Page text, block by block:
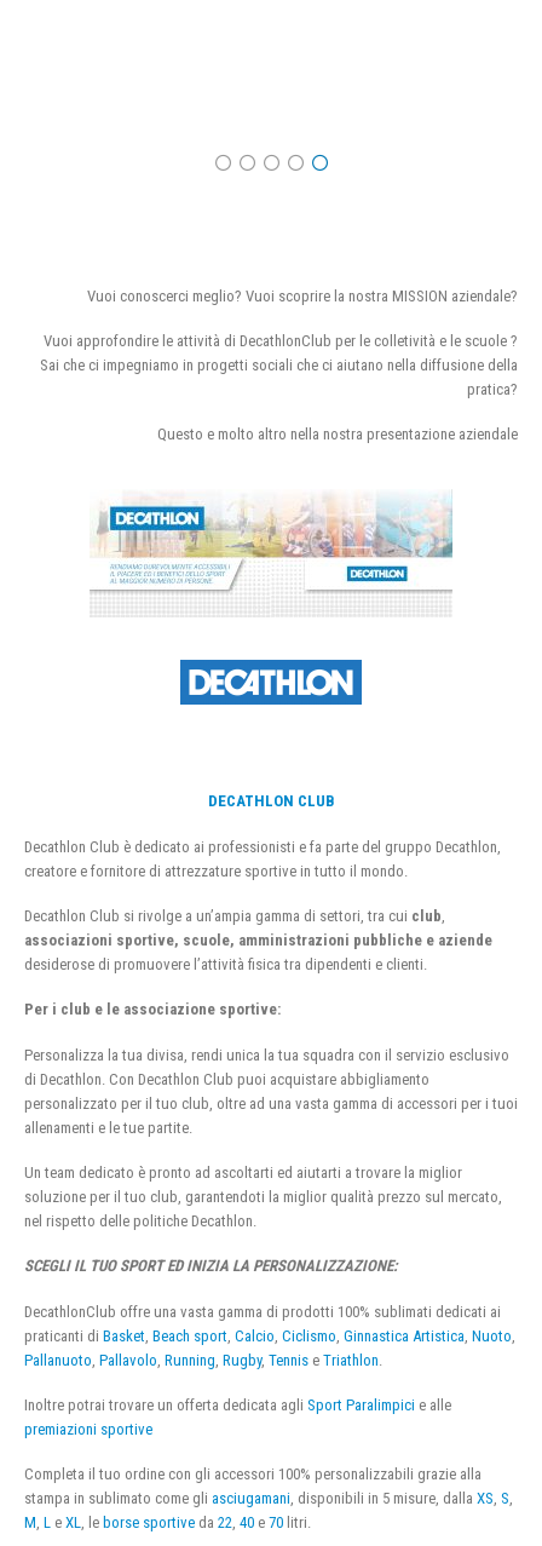
Vuoi conoscerci meglio? Vuoi scoprire la nostra MISSION aziendale?
Vuoi approfondire le attività di DecathlonClub per le colletività e le scuole ?
Sai che ci impegniamo in progetti sociali che ci aiutano nella diffusione della
pratica?
Questo e molto altro nella nostra presentazione aziendale
DECATHLON CLUB
Decathlon Club è dedicato ai professionisti e fa parte del gruppo Decathlon,
creatore e fornitore di attrezzature sportive in tutto il mondo.
Decathlon Club si rivolge a un’ampia gamma di settori, tra cui club
associazioni sportive, scuole, amministrazioni pubbliche e aziende
desiderose di promuovere l’attività fisica tra dipendenti e clienti.
Per i club e le associazione sportive:
Personalizza la tua divisa, rendi unica la tua squadra con il servizio esclusivo
di Decathlon. Con Decathlon Club puoi acquistare abbigliamento
personalizzato per il tuo club, oltre ad una vasta gamma di accessori per i tuoi
allenamenti e le tue partite.
Un team dedicato è pronto ad ascoltarti ed aiutarti a trovare la miglior
soluzione per il tuo club, garantendoti la miglior qualità prezzo sul mercato,
nel rispetto delle politiche Decathlon.
SCEGLI IL TUO SPORT ED INIZIA LA PERSONALIZZAZIONE:
DecathlonClub offre una vasta gamma di prodotti 100% sublimati dedicati ai
praticanti di Basket Beach sport Calcio Ciclismo Ginnastica Artistica Nuoto
Pallanuoto Pallavolo Running Rugby, Tennis e Triathlon
Inoltre potrai trovare un offerta dedicata agli Sport Paralimpici e alle
premiazioni sportive
Completa il tuo ordine con gli accessori 100% personalizzabili grazie alla
stampa in sublimato come gli asciugamani, disponibili in 5 misure, dalla XS, S,
M, L e XL, le borse sportive da 22, 40 e 70 litri.